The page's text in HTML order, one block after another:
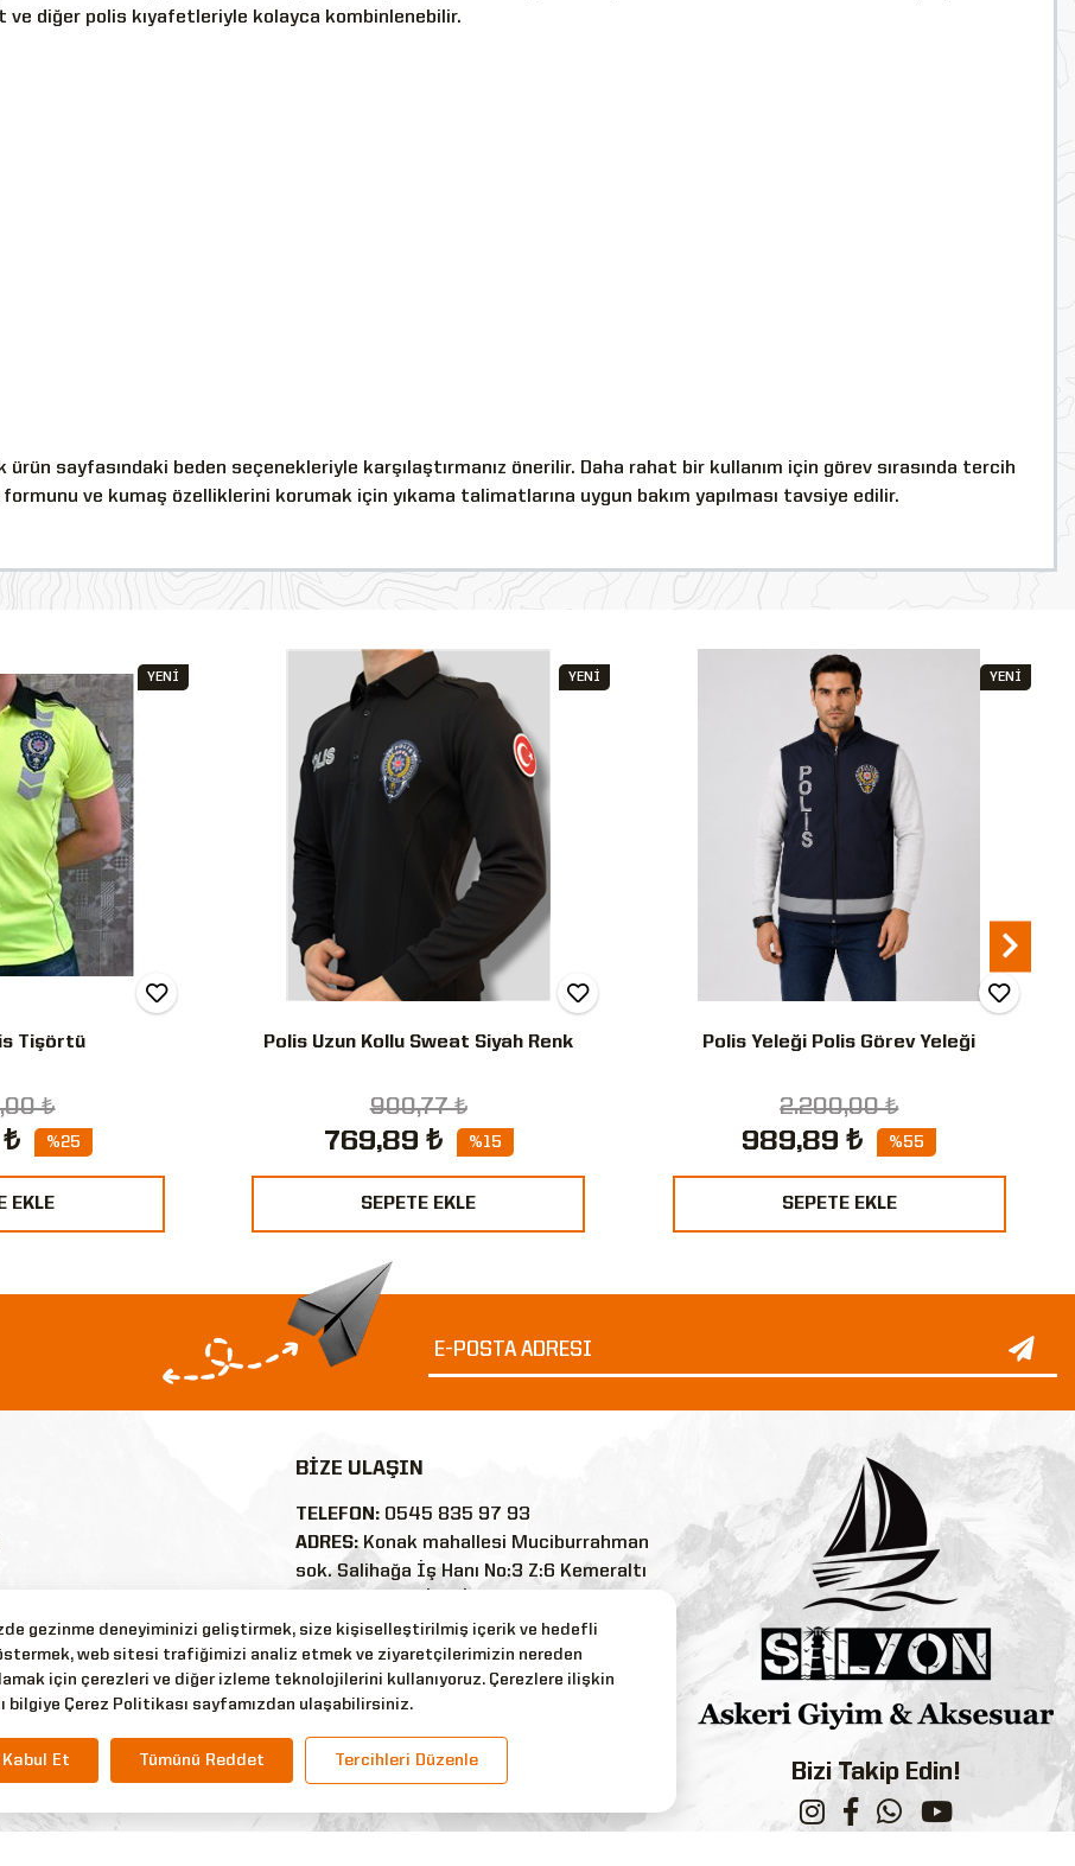
gezinme deneyiminizi geliştirmek, size kişiselleştirilmiş içerik ve hedefli
web sitesi trafiğimizi analiz etmek ve ziyaretçilerimizin nereden
için çerezleri ve diğer izleme teknolojilerini kullanıyoruz. Çerezlere ilişkin
bilgiye Çerez Politikası sayfamızdan ulaşabilirsiniz.
Kabul Et Tümünü Reddet Tercihleri Düzenle
ve diğer polis kıyafetleriyle kolayca kombinlenebilir.
sayfasındaki beden seçenekleriyle karşılaştırmanız önerilir. Daha rahat bir kullanım için görev sırasında tercih
ve kumaş özelliklerini korumak için yıkama talimatlarına uygun bakım yapılması tavsiye edilir.
Tişörtü
₺
%25
EKLE
YENİ
Polis Uzun Kollu Sweat Siyah Renk
900,77 ₺
769,89 ₺ %15
SEPETE EKLE
YENİ
Polis Yeleği Polis Görev Yeleği
2.200,00 ₺
989,89 ₺ %55
SEPETE EKLE
YENİ
BİZE ULAŞIN
TELEFON: 0545 835 97 93
ADRES:Konak mahallesi Muciburrahman
sok. Salihağa İş Hanı No:3 Z:6 Kemeraltı
E-POSTA:
silyonaskerigiyim@outlook.com
WHATSAPP: 0545 835 97 93
Bizi Takip Edin!